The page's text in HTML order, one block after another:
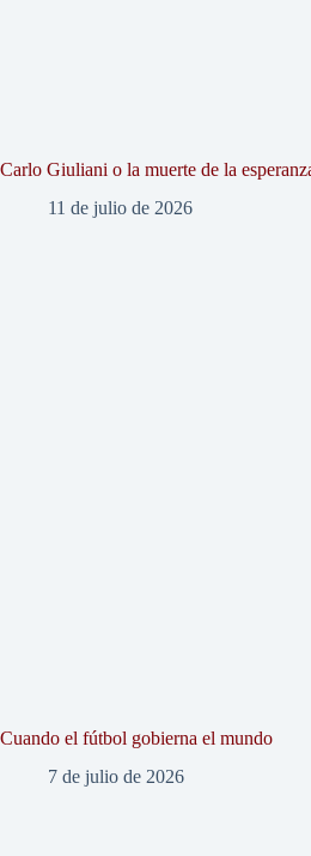
Carlo Giuliani o la muerte de la
11 de julio de 2026
Cuando el fútbol gobierna el mundo
7 de julio de 2026